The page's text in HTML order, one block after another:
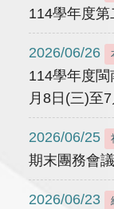
114學年度
2026/06/26
114學年度
月8日(三)至
2026/06/25
期末團務會議
2026/06/23